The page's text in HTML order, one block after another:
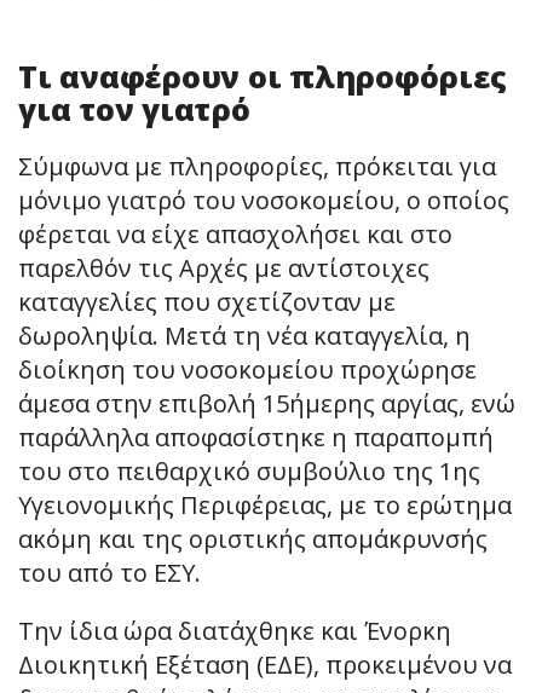
Τι αναφέρουν οι πληροφόριες
για τον γιατρό
Σύμφωνα με πληροφορίες, πρόκειται για
μόνιμο γιατρό του νοσοκομείου, ο οποίος
φέρεται να είχε απασχολήσει και στο
παρελθόν τις Αρχές με αντίστοιχες
καταγγελίες που σχετίζονταν με
δωροληψία. Μετά τη νέα καταγγελία, η
διοίκηση του νοσοκομείου προχώρησε
άμεσα στην επιβολή 15ήμερης αργίας, ενώ
παράλληλα αποφασίστηκε η παραπομπή
του στο πειθαρχικό συμβούλιο της 1ης
Υγειονομικής Περιφέρειας, με το ερώτημα
ακόμη και της οριστικής απομάκρυνσής
του από το ΕΣΥ.
Την ίδια ώρα διατάχθηκε και Ένορκη
Διοικητική Εξέταση (ΕΔΕ), προκειμένου να